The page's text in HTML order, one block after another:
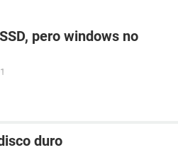
pero windows no
duro